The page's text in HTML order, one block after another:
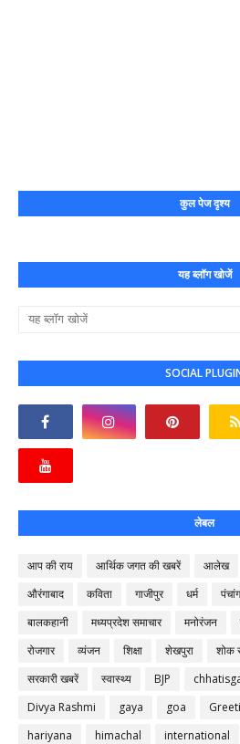
कुल पेज दृश्य
यह ब्लॉग खोजें
SOCIAL
लेबल
आप की राय आर्थिक जगत की खबरें आलेख
औरंगाबाद
कविता गाजीपुर धर्म पंचांग
बालकहानी
मध्यप्रदेश समाचार मनोरंजन
रोजगार
व्यंजन शिक्षा शेखपुरा शोक
सरकारी खबरें
स्वास्थ्य BJP
Divya Rashmi
gaya goa
hariyana
himachal international